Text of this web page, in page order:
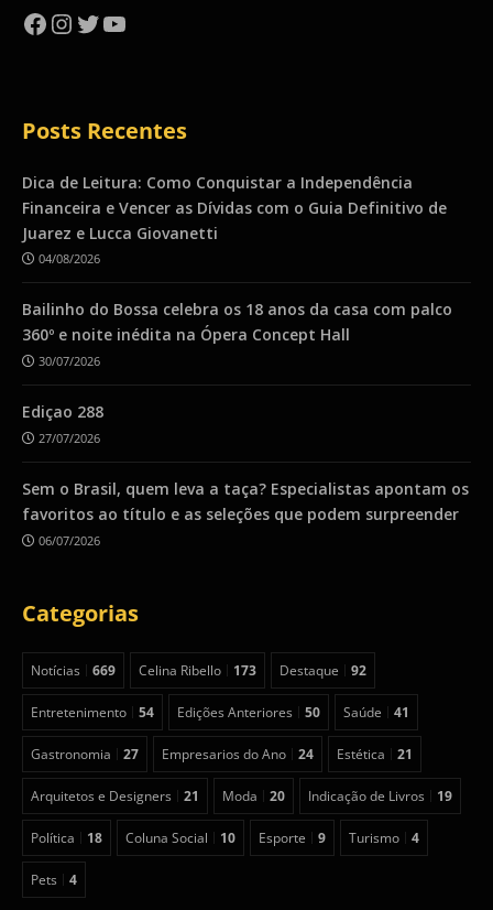
Facebook
Instagram
Twitter
YouTube
Posts Recentes
Dica de Leitura: Como Conquistar a Independência
Financeira e Vencer as Dívidas com o Guia Definitivo de
Juarez e Lucca Giovanetti
04/08/2026
Bailinho do Bossa celebra os 18 anos da casa com palco
360º e noite inédita na Ópera Concept Hall
30/07/2026
Ediçao 288
27/07/2026
Sem o Brasil, quem leva a taça? Especialistas apontam os
favoritos ao título e as seleções que podem surpreender
06/07/2026
Categorias
Notícias 669 Celina Ribello 173 Destaque 92
Entretenimento 54 Edições Anteriores 50 Saúde 41
Gastronomia 27 Empresarios do Ano 24 Estética 21
Arquitetos e Designers 21 Moda 20 Indicação de Livros 19
Política 18 Coluna Social 10 Esporte 9 Turismo 4
Pets 4